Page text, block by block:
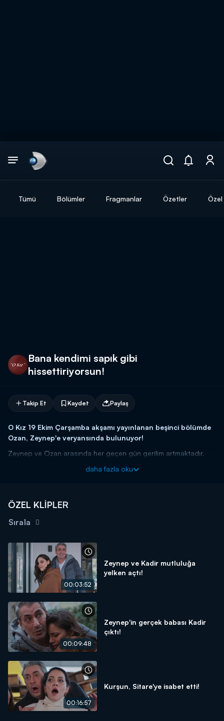
Tümü Bölümler Fragmanlar Özetler
Bana kendimi sapık gibi
hissettiriyorsun!
Takip Et Kaydet Paylaş
O Kız 19 Ekim Çarşamba akşamı yayınlanan beşinci bölümde
Ozan, Zeynep'e veryansında bulunuyor!
Zeynep ve Ozan arasında her geçen gün gerilim artmaktadır.
ve Zeynep asansörde yalnız kalır. Tedirginlik Ozan'ın canını çok
O Kız yeni bölümleriyle her çarşamba Kanal D'de!
daha fazla oku
ÖZEL KLİPLER
Sırala
00:03:52
Zeynep ve Kadir mutluluğa
yelken açtı!
00:09:48
Zeynep'in gerçek babası Kadir
çıktı!
00:16:57
Kurşun, Sitare'ye isabet etti!